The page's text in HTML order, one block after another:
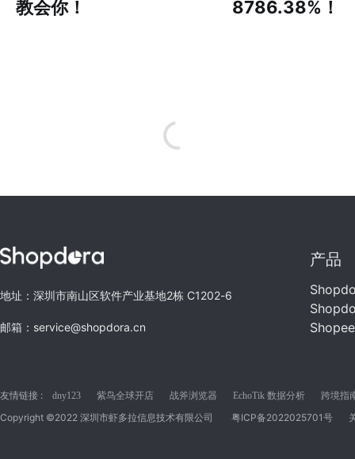
教会你！
8786.38%！
地址：深圳市南山区软件产业基地2栋 C1202-6
邮箱：service@shopdora.cn
产品
友情链接 : dny123 紫鸟全球开店 战斧浏览器 EchoTik 数据分析 跨境指
Copyright ©2022 深圳市虾多拉信息技术有限公司 粤ICP备2022025701号